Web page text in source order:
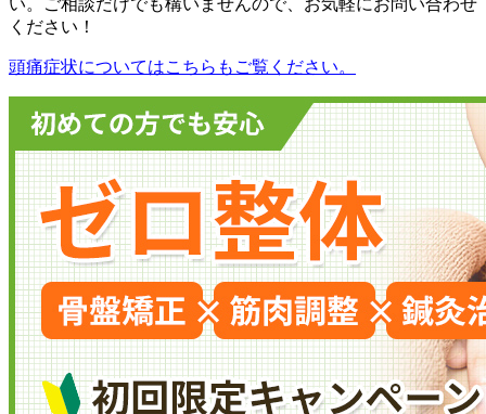
い。ご相談だけでも構いませんので、お気軽にお問い合わせ
ください！
頭痛症状についてはこちらもご覧ください。